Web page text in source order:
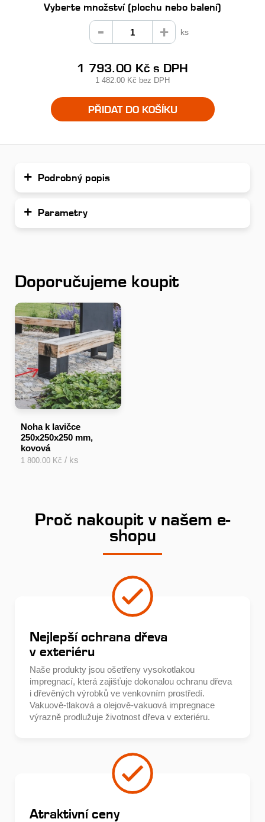
Vyberte množství (plochu nebo balení)
ks
1 793.00 Kč s DPH
1 482.00 Kč bez DPH
PŘIDAT DO KOŠÍKU
Podrobný popis
Parametry
Doporučujeme koupit
Noha k lavičce
250x250x250 mm,
kovová
1 800.00 Kč / ks
Proč nakoupit v našem e-
shopu
Nejlepší ochrana dřeva
v exteriéru
Naše produkty jsou ošetřeny vysokotlakou
impregnací, která zajišťuje dokonalou ochranu dřeva
i dřevěných výrobků ve venkovním prostředí.
Vakuově-tlaková a olejově-vakuová impregnace
výrazně prodlužuje životnost dřeva v exteriéru.
Atraktivní ceny